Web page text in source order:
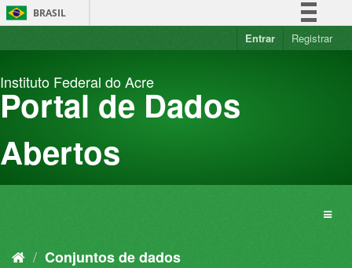
Pular
para
BRASIL
Simplifique!
Acesso à informação
Entrar Registrar
Instituto Federal do Acre
Portal de Dados
Abertos
Conjuntos de dados